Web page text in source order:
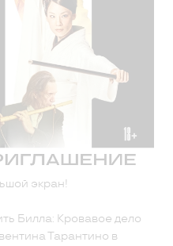
экран!
Билла: Кровавое дело
Тарантино в